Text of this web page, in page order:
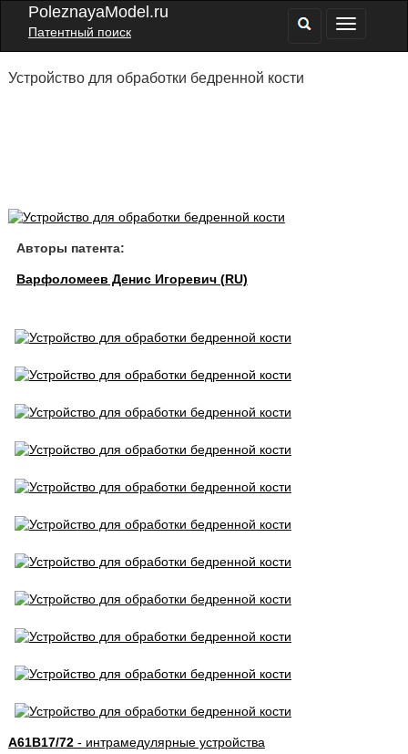
PoleznayaModel.ru
Патентный поиск
Устройство для обработки бедренной кости
Авторы патента:
Варфоломеев Денис Игоревич (RU)
A61B17/72- интрамедулярные устройства